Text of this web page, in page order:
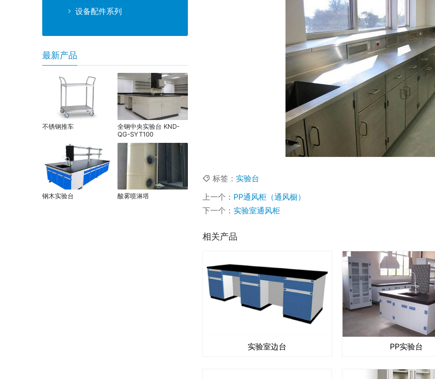
标签： 实验台
上一个： PP通风柜（通风橱）
下一个： 实验室通风柜
相关产品
实验室边台 PP实验台
设备配件系列
最新产品
不锈钢推车
全钢中央实验台 KND-
QG-SYT100
钢木实验台 酸雾喷淋塔